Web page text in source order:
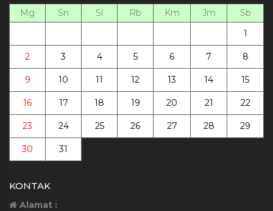
Mg Sn Sl Rb Km Jm
Sb
1
2 3 4 5 6 7 8
9 10 11 12 13 14 15
16 17 18 19 20 21 22
23 24 25 26 27 28 29
30 31
KONTAK
Alamat :